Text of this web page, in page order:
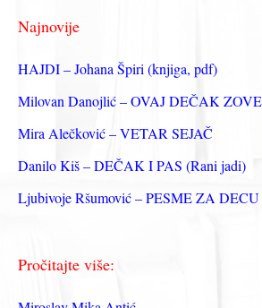
а
з
а
Najnovije
HAJDI – Johana Špiri (knjiga, pdf)
Milovan Danojlić – OVAJ DEČAK
Mira Alečković – VETAR SEJAČ
Danilo Kiš – DEČAK I PAS (Rani jadi)
Ljubivoje Ršumović – PESME ZA DECU
Pročitajte više: